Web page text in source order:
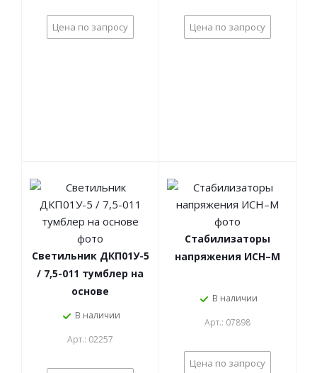
Цена по запросу Цена по запросу
Светильник ДКП01У-5
/ 7,5-011 тумблер на
основе
В наличии
Арт.: 02257
Стабилизаторы
напряжения ИСН–М
В наличии
Арт.: 07898
Цена по запросу